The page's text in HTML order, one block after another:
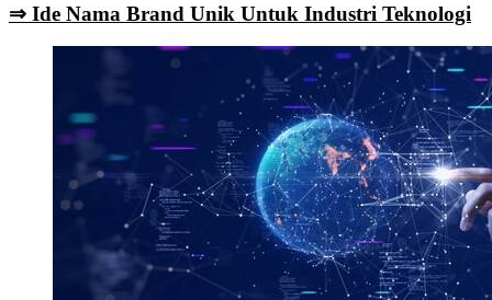
⇒ Ide Nama Brand Unik Untuk Industri Teknologi